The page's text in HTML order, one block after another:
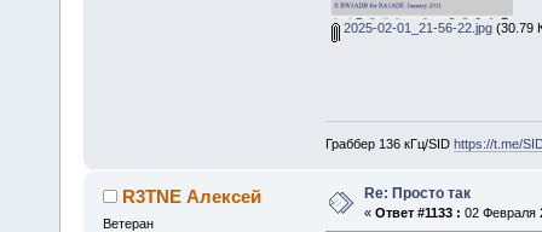
2025-02-01_21-56-22.jpg(30.79
Граббер 136 кГц/SID https://t.me/
R3TNE Алексей
Ветеран
Re: Просто так
« Ответ #1133 : 02 Февраля